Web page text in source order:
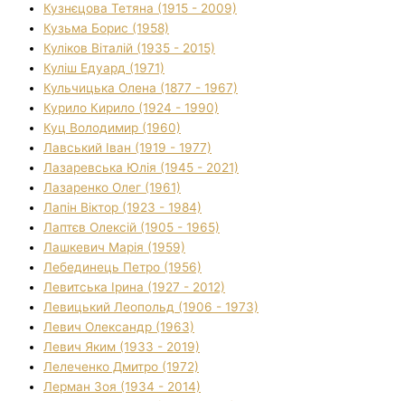
Кузнєцова Тетяна (1915 - 2009)
Кузьма Борис (1958)
Куліков Віталій (1935 - 2015)
Куліш Едуард (1971)
Кульчицька Олена (1877 - 1967)
Курило Кирило (1924 - 1990)
Куц Володимир (1960)
Лавський Іван (1919 - 1977)
Лазаревська Юлія (1945 - 2021)
Лазаренко Олег (1961)
Лапін Віктор (1923 - 1984)
Лаптєв Олексій (1905 - 1965)
Лашкевич Марія (1959)
Лебединець Петро (1956)
Левитська Ірина (1927 - 2012)
Левицький Леопольд (1906 - 1973)
Левич Олександр (1963)
Левич Яким (1933 - 2019)
Лелеченко Дмитро (1972)
Лерман Зоя (1934 - 2014)